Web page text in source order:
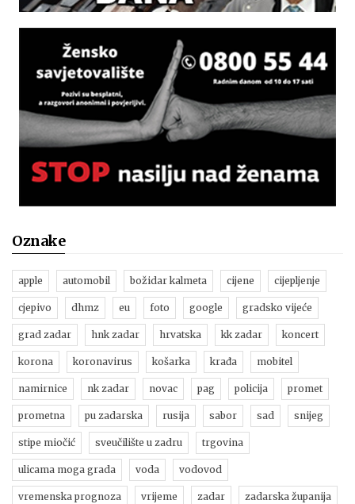
Oznake
apple automobil božidar kalmeta cijene cijepljenje
cjepivo dhmz eu foto google gradsko vijeće
grad zadar hnk zadar hrvatska kk zadar koncert
korona koronavirus košarka krađa mobitel
namirnice nk zadar novac pag policija promet
prometna pu zadarska rusija sabor sad snijeg
stipe miočić sveučilište u zadru trgovina
ulicama moga grada voda vodovod
vremenska prognoza vrijeme zadar zadarska županija